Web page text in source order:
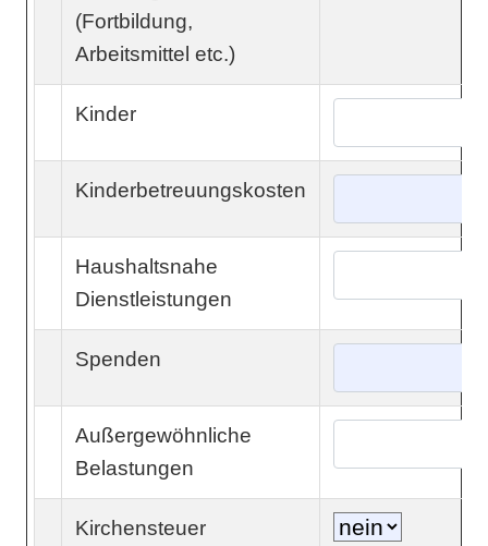
(Fortbildung,
Arbeitsmittel etc.)
Kinder
Kinderbetreuungskosten
Haushaltsnahe
Dienstleistungen
Spenden
Außergewöhnliche
Belastungen
Kirchensteuer